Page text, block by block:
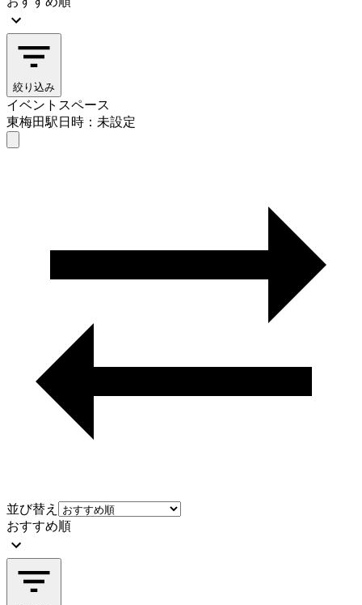
絞り込み
イベントスペース
東梅田駅日時：未設定
並び替え
おすすめ順